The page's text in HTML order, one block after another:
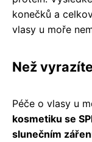
konečků a
vlasy u moře
Než
Péče o vlasy u
kosmetiku se
slunečním